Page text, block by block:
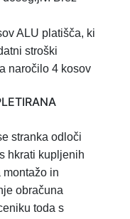
ALU platišča, ki
stroški
naročilo 4 kosov
stranka odloči
hkrati kupljenih
montažo in
obračuna
toda s